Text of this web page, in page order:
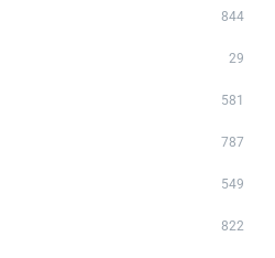
844
29
581
787
549
822